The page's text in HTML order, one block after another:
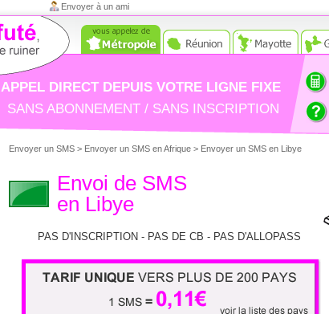
Envoyer un SMS > Envoyer un SMS en Afrique > Envoyer un SMS en Libye
Envoyer à un ami
APPEL DIRECT DEPUIS VOTRE LIGNE FIXE
SANS ABONNEMENT / SANS INSCRIPTION
Envoi de SMS
en Libye
PAS D'INSCRIPTION - PAS DE CB - PAS D'ALLOPASS